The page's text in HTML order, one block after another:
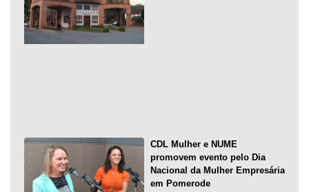
CDL Mulher e NUME
promovem evento pelo Dia
Nacional da Mulher Empresária
em Pomerode